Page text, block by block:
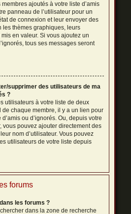
ajoutés à votre liste d’amis
panneau de l’utilisateur pour un
de connexion et leur envoyer des
les thèmes graphiques, leurs
en valeur. Si vous ajoutez un
tous ses messages seront
supprimer des utilisateurs de ma
?
utilisateurs à votre liste de deux
de chaque membre, il y a un lien pour
d’amis ou d’ignorés. Ou, depuis votre
vous pouvez ajouter directement des
nom d’utilisateur. Vous pouvez
utilisateurs de votre liste depuis
forums
les forums ?
dans la zone de recherche